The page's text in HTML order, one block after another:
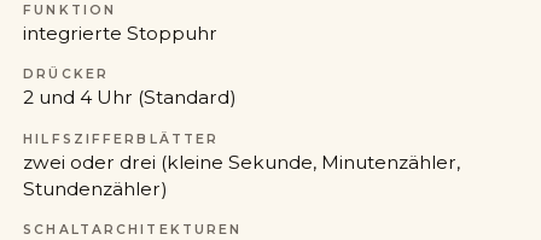
FUNKTION
integrierte Stoppuhr
DRÜCKER
2 und 4 Uhr (Standard)
HILFSZIFFERBLÄTTER
zwei oder drei (kleine Sekunde, Minutenzähler,
Stundenzähler)
SCHALTARCHITEKTUREN